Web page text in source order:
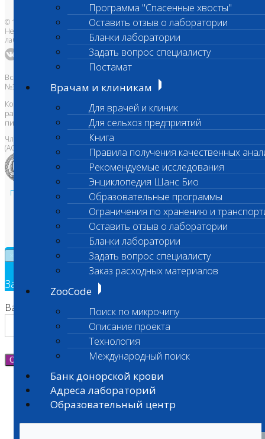
Программа "Спасенные хвосты"
Оставить отзыв о лаборатории
Бланки лаборатории
Задать вопрос специалисту
Постамат
Врачам и клиникам
Для врачей и клиник
Для сельхоз предприятий
Книга
Правила получения качественных
Рекомендуемые исследования
Энциклопедия Шанс Био
Образовательные программы
Ограничения по хранению и
Оставить отзыв о лаборатории
Бланки лаборатории
Задать вопрос специалисту
Заказ расходных материалов
ZooCode
Поиск по микрочипу
Описание проекта
Технология
Международный поиск
Банк донорской крови
Адреса лабораторий
Образовательный центр
© 1996-2026
Независимая ветеринарная
лаборатория Шанс Био
Все права защищены и охраняются законом. Товарный знак
№395740 от 2008 г. ООО "ШАНС БИО"
Копирование, тиражирование, а также использование материалов,
размещенных на сайтеwww.vetlab.ruвозможно только с
письменного разрешения Правообладателя
Член Национальной ветеринарной палаты
(АСРО НВП)
Политика в области персональных данных и конфиденциальности
Пользовательское соглашение
Техническая поддержка
Заявка на обратный звонок
Ваш номер телефона
Отправить